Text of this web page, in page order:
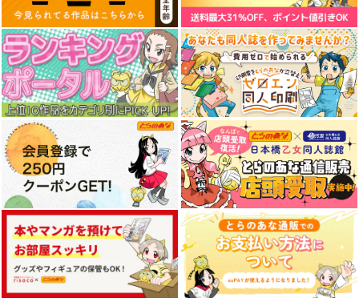
機動戦士クロスボー
ン・ガンダム30周年
記念本
KADOKAWA
1,760円（税込）
サンプル
作品詳細
紅国後宮天命伝 星見
の少女は恋を知る 1
アルファポリス
792円（税込）
サンプル
作品詳細